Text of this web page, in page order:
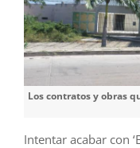
Los contratos y obras
Intentar acabar con